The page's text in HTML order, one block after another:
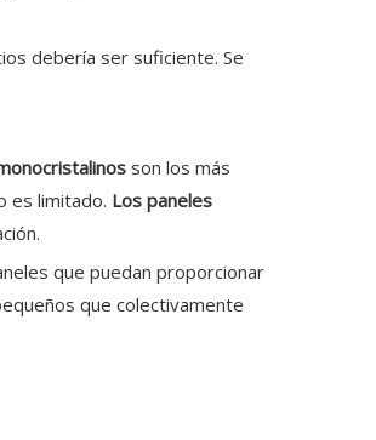
debería ser suficiente. Se
son los más
es limitado. Los paneles
que puedan proporcionar
que colectivamente